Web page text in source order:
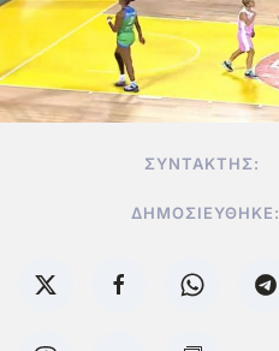
ΣΥΝΤΆΚΤΗΣ:
ΔΗΜΟΣΙΕΎΘΗΚΕ: